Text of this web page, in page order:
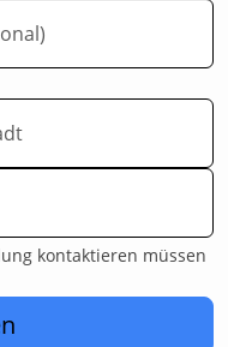
kontaktieren müssen